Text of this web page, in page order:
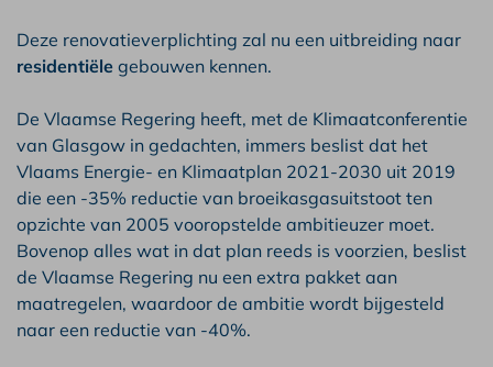
Deze renovatieverplichting zal nu een uitbreiding naar
residentiële gebouwen kennen.
De Vlaamse Regering heeft, met de Klimaatconferentie
van Glasgow in gedachten, immers beslist dat het
Vlaams Energie- en Klimaatplan 2021-2030 uit 2019
die een -35% reductie van broeikasgasuitstoot ten
opzichte van 2005 vooropstelde ambitieuzer moet.
Bovenop alles wat in dat plan reeds is voorzien, beslist
de Vlaamse Regering nu een extra pakket aan
maatregelen, waardoor de ambitie wordt bijgesteld
naar een reductie van -40%.